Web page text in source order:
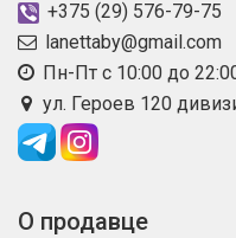
+375 (29) 576-79-75
lanettaby@gmail.com
Пн-Пт с 10:00 до
ул. Героев 120
О продавце